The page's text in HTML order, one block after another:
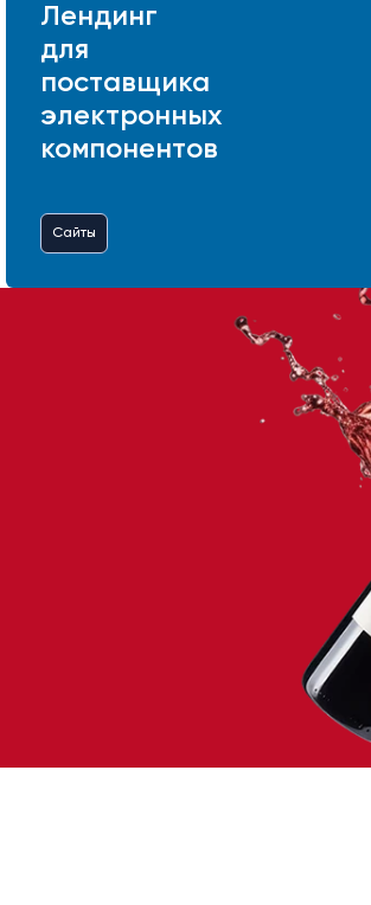
Лендинг
для
поставщика
электронных
компонентов
Сайты